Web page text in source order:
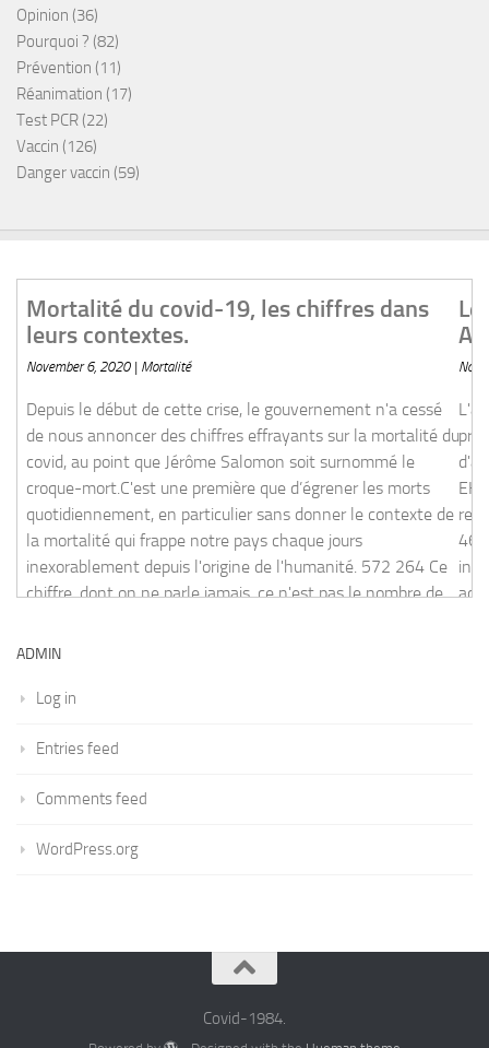
Opinion (36)
Pourquoi ? (82)
Prévention (11)
Réanimation (17)
Test PCR (22)
Vaccin (126)
Danger vaccin (59)
chiffres dans leurs contextes.
point que Jérôme Salomon soit surnommé le croque-
les morts quotidiennement, en particulier sans donner le
pays chaque jours inexorablement depuis l'origine de
ne parle jamais, ce n'est pas le nombre de mort du covid
Les décès liés au covid dans
Angleterre augmentent de
November 6, 2020 | Vaccin
L'angleterre, pays très en avance sur la
priorité est mise sur la vaccination en
d'augmentation des décès covid dans
EHPAD.Aucun lien bien entendu... The
related deaths in care homes in England
46%Temps de lecture: 5-6 minutes.
in England have hit the highest level
according to the latest official figures,
ADMIN
Log in
Entries feed
Comments feed
WordPress.org
Covid-1984.